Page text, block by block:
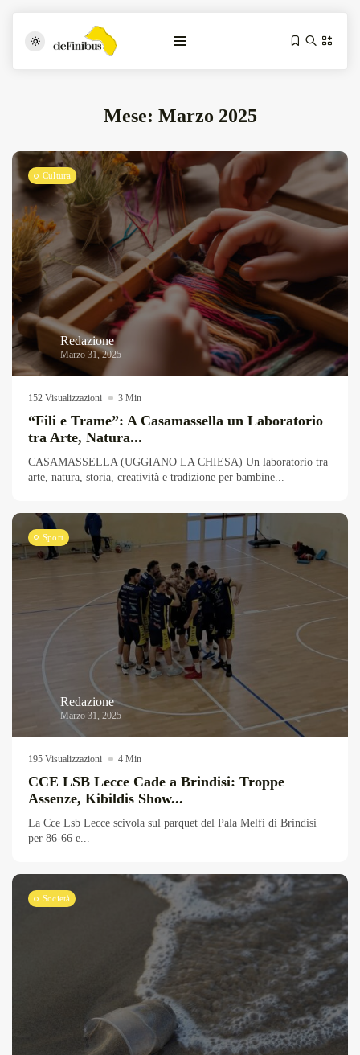
Iosonouncane A Lecce: Concerto Acustico...
Luglio 17, 2026 13 Min
Tarantarte Al Festival De Fès...
Giugno 4, 2026 15 Min
Overdrive Fest A Matino: Il...
Maggio 29, 2026
Mese: Marzo 2025
Cultura
Redazione
Marzo 31, 2025
152 Visualizzazioni 3 Min
“Fili e Trame”: A Casamassella un Laboratorio
tra Arte, Natura...
CASAMASSELLA (UGGIANO LA CHIESA) Un laboratorio tra
arte, natura, storia, creatività e tradizione per bambine...
Sport
Redazione
Marzo 31, 2025
195 Visualizzazioni 4 Min
CCE LSB Lecce Cade a Brindisi: Troppe
Assenze, Kibildis Show...
La Cce Lsb Lecce scivola sul parquet del Pala Melfi di Brindisi
per 86-66 e...
Società